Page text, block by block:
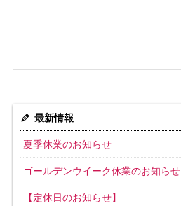
最新情報
夏季休業のお知らせ
ゴールデンウイーク休業のお知らせ
【定休日のお知らせ】